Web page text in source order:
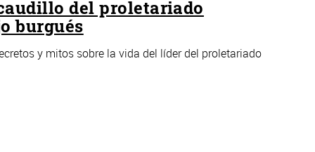
del proletariado
burgués
y mitos sobre la vida del líder del proletariado